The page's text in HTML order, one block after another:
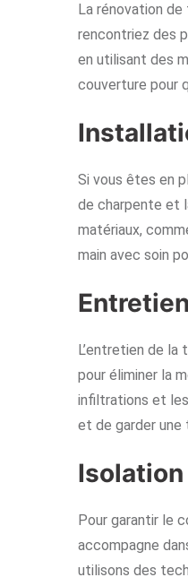
La rénovation
rencontriez des
en utilisant des
couverture pour
Si vous êtes en
de charpente et
matériaux,
main avec soin
L’entretien de
pour éliminer la
infiltrations et
et de garder
Pour garantir le
accompagne
utilisons des